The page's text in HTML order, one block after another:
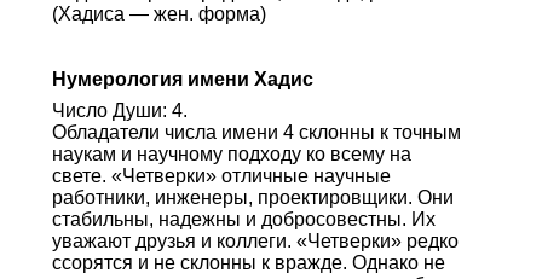
(Хадиса — жен. форма)
Нумерология имени Хадис
Число Души: 4.
Обладатели числа имени 4 склонны к точным
наукам и научному подходу ко всему на
свете. «Четверки» отличные научные
работники, инженеры, проектировщики. Они
стабильны, надежны и добросовестны. Их
уважают друзья и коллеги. «Четверки» редко
ссорятся и не склонны к вражде. Однако не